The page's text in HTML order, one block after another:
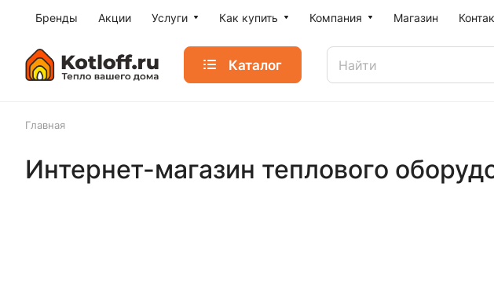
Бренды Акции Услуги Как купить Компания Магазин
Каталог
Главная
Интернет-магазин теплового